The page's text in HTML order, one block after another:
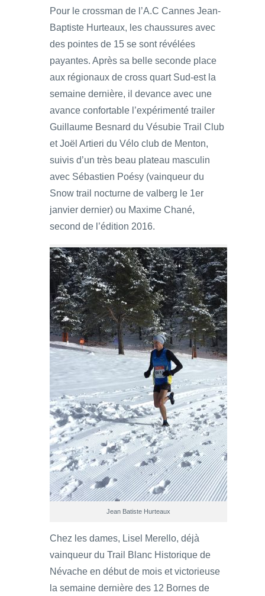
Pour le crossman de l’A.C Cannes Jean-
Baptiste Hurteaux, les chaussures avec
des pointes de 15 se sont révélées
payantes. Après sa belle seconde place
aux régionaux de cross quart Sud-est la
semaine dernière, il devance avec une
avance confortable l’expérimenté trailer
Guillaume Besnard du Vésubie Trail Club
et Joël Artieri du Vélo club de Menton,
suivis d’un très beau plateau masculin
avec Sébastien Poésy (vainqueur du
Snow trail nocturne de valberg le 1er
janvier dernier) ou Maxime Chané,
second de l’édition 2016.
Jean Batiste Hurteaux
Chez les dames, Lisel Merello, déjà
vainqueur du Trail Blanc Historique de
Névache en début de mois et victorieuse
la semaine dernière des 12 Bornes de